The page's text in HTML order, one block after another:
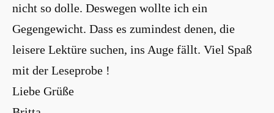
nicht so dolle. Deswegen wollte ich ein
Gegengewicht. Dass es zumindest denen, die
leisere Lektüre suchen, ins Auge fällt. Viel Spaß
mit der Leseprobe !
Liebe Grüße